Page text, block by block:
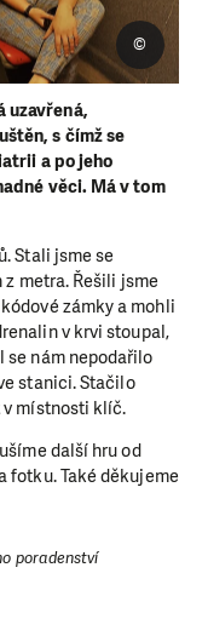
uzavřená,
s čímž se
a po jeho
věci. Má v tom
©
Stali jsme se
metra. Řešili jsme
zámky a mohli
v krvi stoupal,
se nám nepodařilo
stanici. Stačilo
místnosti klíč.
další hru od
fotku. Také děkujeme
poradenství